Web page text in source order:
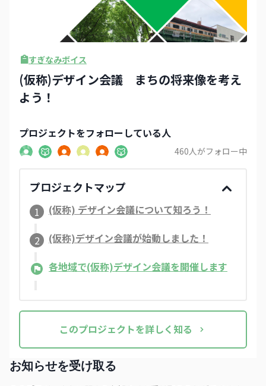
すぎなみボイス
(仮称)デザイン会議 まちの将来像を考え
よう！
プロジェクトをフォローしている人
460人がフォロー中
プロジェクトマップ
1 (仮称) デザイン会議について知ろう！
2
(仮称)デザイン会議が始動しました！​
各地域で(仮称)デザイン会議を開催します
このプロジェクトを詳しく知る
お知らせを受け取る